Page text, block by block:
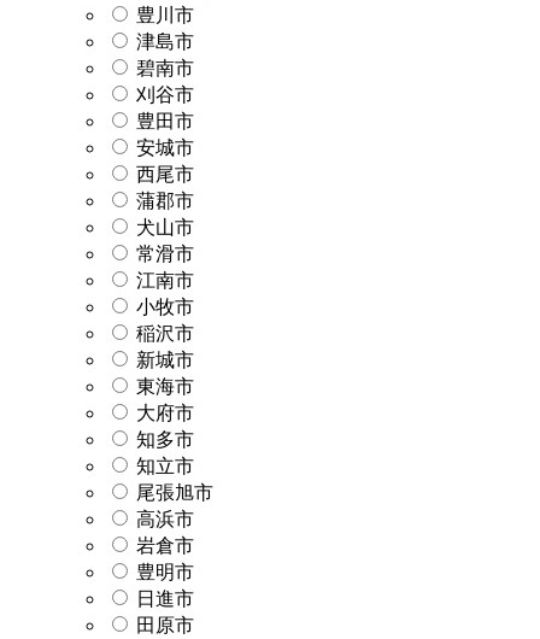
豊川市
津島市
碧南市
刈谷市
豊田市
安城市
西尾市
蒲郡市
犬山市
常滑市
江南市
小牧市
稲沢市
新城市
東海市
大府市
知多市
知立市
尾張旭市
高浜市
岩倉市
豊明市
日進市
田原市